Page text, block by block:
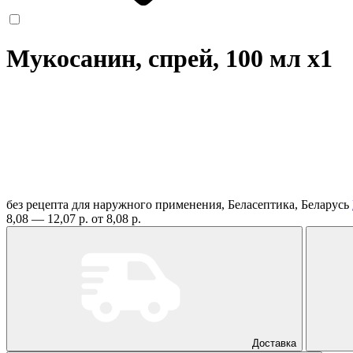
Мукосанин, спрей, 100 мл x1
без рецепта для наружного применения, Беласептика, Беларусь
8,08 — 12,07 р. от 8,08 р.
Доставка